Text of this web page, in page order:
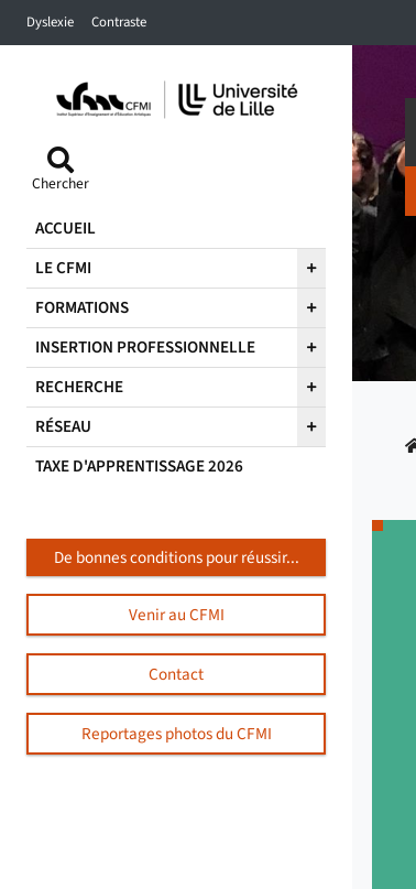
Accéder au menu principal
Accéder à la recherche
Accéder au pied de page
Dyslexie Contraste
Chercher
ACCUEIL
LE CFMI
FORMATIONS
INSERTION PROFESSIONNELLE
RECHERCHE
RÉSEAU
TAXE D'APPRENTISSAGE 2026
De bonnes conditions pour réussir...
Venir au CFMI
Contact
Reportages photos du CFMI